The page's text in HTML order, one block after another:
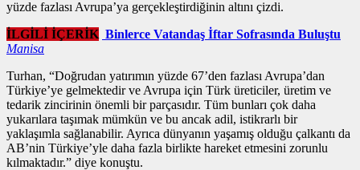
yüzde fazlası Avrupa’ya gerçekleştirdiğinin altını çizdi.
İLGİLİ İÇERİK Binlerce Vatandaş İftar Sofrasında Buluştu
Manisa
Turhan, “Doğrudan yatırımın yüzde 67’den fazlası Avrupa’dan
Türkiye’ye gelmektedir ve Avrupa için Türk üreticiler, üretim ve
tedarik zincirinin önemli bir parçasıdır. Tüm bunları çok daha
yukarılara taşımak mümkün ve bu ancak adil, istikrarlı bir
yaklaşımla sağlanabilir. Ayrıca dünyanın yaşamış olduğu çalkantı da
AB’nin Türkiye’yle daha fazla birlikte hareket etmesini zorunlu
kılmaktadır.” diye konuştu.